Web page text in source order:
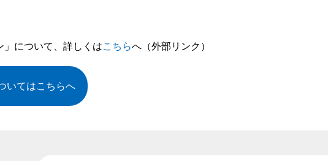
について、詳しくはこちらへ（外部リンク）
いてはこちらへ